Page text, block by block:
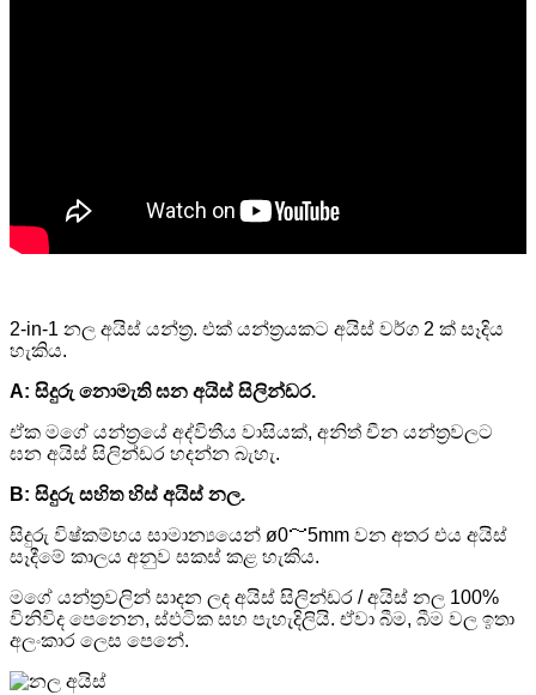
2-in-1 නල අයිස් යන්ත්‍ර. එක් යන්ත්‍රයකට අයිස් වර්ග 2 ක් සෑදිය
හැකිය.
A: සිදුරු නොමැති ඝන අයිස් සිලින්ඩර.
ඒක මගේ යන්ත්‍රයේ අද්විතීය වාසියක්, අනිත් චීන යන්ත්‍රවලට
ඝන අයිස් සිලින්ඩර හදන්න බැහැ.
B: සිදුරු සහිත හිස් අයිස් නල.
සිදුරු විෂ්කම්භය සාමාන්‍යයෙන් ø0～5mm වන අතර එය අයිස්
සෑදීමේ කාලය අනුව සකස් කළ හැකිය.
මගේ යන්ත්‍රවලින් සාදන ලද අයිස් සිලින්ඩර / අයිස් නල 100%
විනිවිද පෙනෙන, ස්ඵටික සහ පැහැදිලියි. ඒවා බීම, බීම වල ඉතා
අලංකාර ලෙස පෙනේ.